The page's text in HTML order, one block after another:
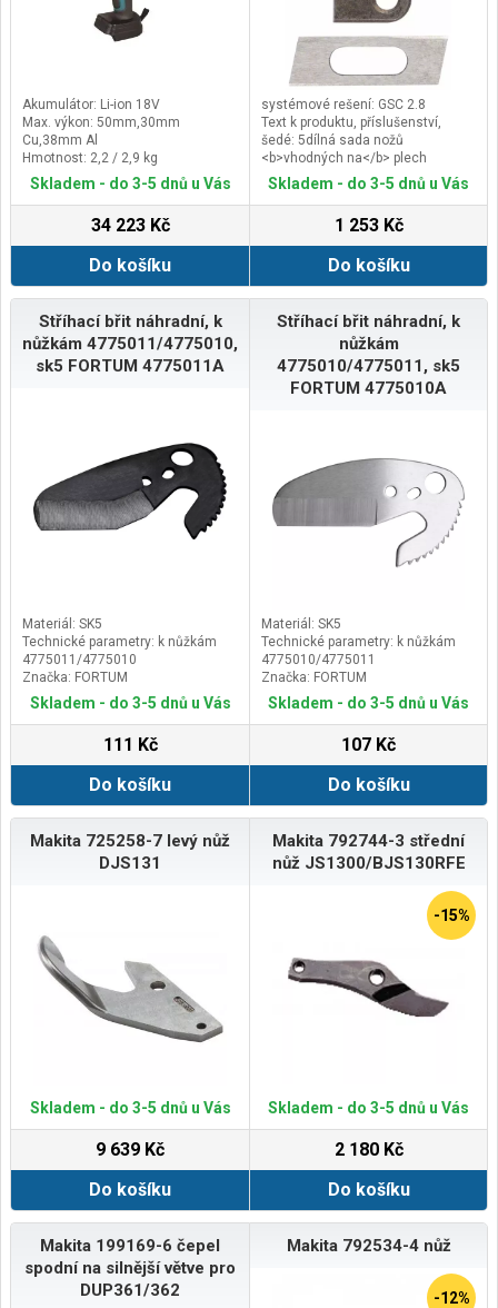
Akumulátor: Li-ion 18V
Max. výkon: 50mm,30mm
Cu,38mm Al
Hmotnost: 2,2 / 2,9 kg
Rozměry (DxŠxV): 116 x 197 x 363
mm
Skladem - do 3-5 dnů u Vás
34 223 Kč
Do košíku
systémové rešení: GSC 2.8
Text k produktu, příslušenství,
šedé: 5dílná sada nožů
<b>vhodných na</b> plech
Skladem - do 3-5 dnů u Vás
1 253 Kč
Do košíku
Stříhací břit náhradní, k
nůžkám 4775011/4775010,
sk5 FORTUM 4775011A
Materiál: SK5
Technické parametry: k nůžkám
4775011/4775010
Značka: FORTUM
Skladem - do 3-5 dnů u Vás
111 Kč
Do košíku
Stříhací břit náhradní, k
nůžkám
4775010/4775011, sk5
FORTUM 4775010A
Materiál: SK5
Technické parametry: k nůžkám
4775010/4775011
Značka: FORTUM
Skladem - do 3-5 dnů u Vás
107 Kč
Do košíku
Makita 725258-7 levý nůž
DJS131
Skladem - do 3-5 dnů u Vás
9 639 Kč
Do košíku
Makita 792744-3 střední
nůž JS1300/BJS130RFE
-15%
Skladem - do 3-5 dnů u Vás
2 180 Kč
Do košíku
Makita 199169-6 čepel
spodní na silnější větve pro
DUP361/362
Makita 792534-4 nůž
-12%